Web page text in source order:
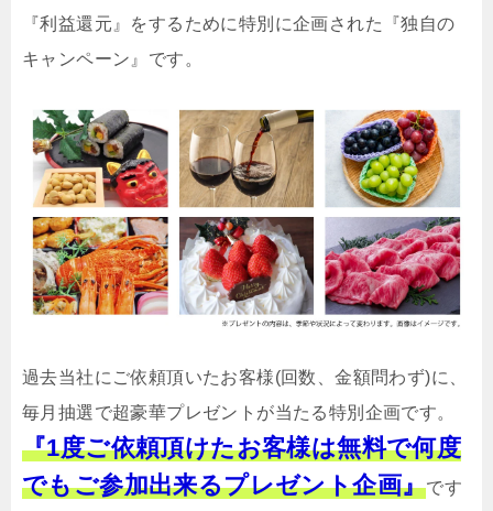
『利益還元』をするために特別に企画された『独自の
キャンペーン』です。
過去当社にご依頼頂いたお客様(回数、金額問わず)に、
毎月抽選で超豪華プレゼントが当たる特別企画です。
『1度ご依頼頂けたお客様は無料で何度
でもご参加出来るプレゼント企画』です